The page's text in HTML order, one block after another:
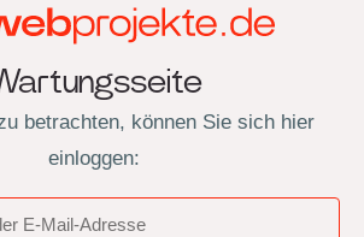
betrachten, können Sie sich hier
einloggen: